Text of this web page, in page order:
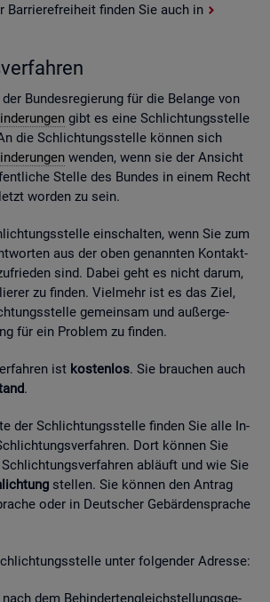
Bar­rie­re­frei­heit fin­den Sie auch in
Bun­des­re­gie­rung für die Be­lan­ge von
gibt es eine Schlich­tungs­stel­le
die Schlich­tungs­stel­le kön­nen sich
wen­den, wenn sie der An­sicht
Stel­le des Bun­des in einem Recht
wor­den zu sein.
ein­schal­ten, wenn Sie zum
aus der oben ge­nann­ten Kon­takt­
sind. Dabei geht es nicht darum,
zu fin­den. Viel­mehr ist es das Ziel,
ge­mein­sam und au­ßer­ge­
für ein Pro­blem zu fin­den.
ist kos­ten­los. Sie brau­chen auch
.
der Schlich­tungs­stel­le fin­den Sie alle In­
Dort kön­nen Sie
ab­läuft und wie Sie
stel­len. Sie kön­nen den An­trag
oder in Deut­scher Ge­bär­den­spra­che
unter fol­gen­der Adres­se:
dem Be­hin­der­ten­gleich­stel­lungs­ge­